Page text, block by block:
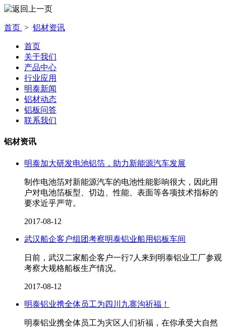
首页 > 铝材资讯
首页
关于我们
产品中心
行业应用
明泰新闻
铝材动态
铝板问答
联系我们
铝材资讯
明泰加大研发电池铝箔，助力新能源汽车发展
制作电池箔对新能源汽车的电池性能影响很大，因此用
户对电池箔板型、切边、性能、表面等各项技术指标的
要求近乎严苛。
2017-08-12
武汉船企客户组团考察明泰铝业船用铝板车间
日前，武汉二家船企客户一行7人来到明泰铝业工厂参观
考察大规格船板生产情况。
2017-08-12
明泰铝业携全体员工为四川九寨沟祈福！
明泰铝业携全体员工为灾区人们祈福，在你承受大自然